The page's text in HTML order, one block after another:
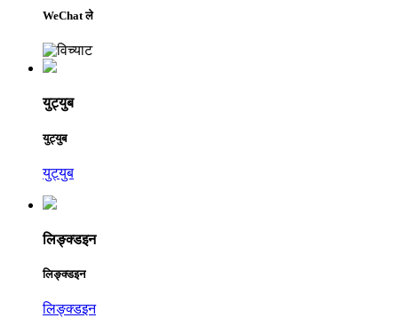
WeChat ले
युट्युब
युट्युब
युट्युब
लिङ्क्डइन
लिङ्क्डइन
लिङ्क्डइन